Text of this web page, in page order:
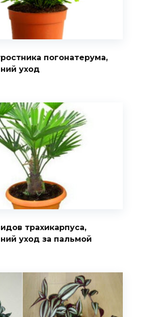
погонатерума,
уход
трахикарпуса,
уход за пальмой